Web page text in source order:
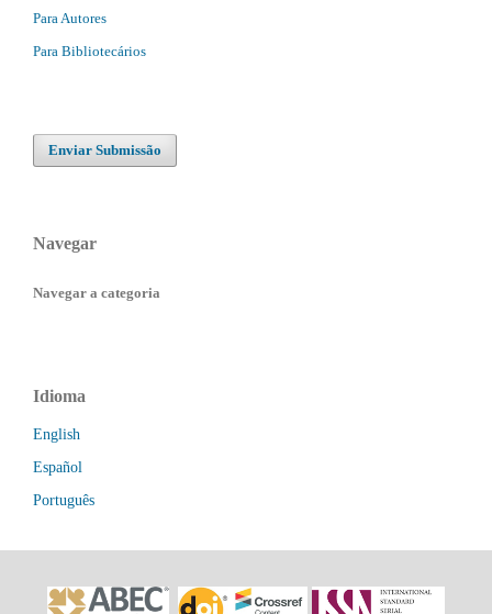
Para Autores
Para Bibliotecários
Enviar Submissão
Navegar
Navegar a categoria
Idioma
English
Español
Português